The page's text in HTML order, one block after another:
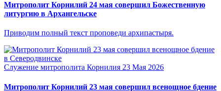
Митрополит Корнилий 24 мая совершил Божественную
литургию в Архангельске
Приводим полный текст проповеди архипастыря.
Служение митрополита Корнилия 23 Мая 2026
Митрополит Корнилий 23 мая совершил всенощное бдение